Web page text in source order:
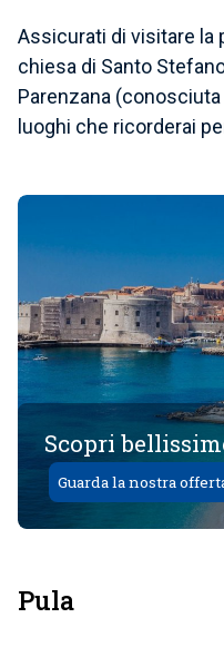
Assicurati di visitare la
chiesa di Santo
Parenzana
luoghi che ricorderai
Scopri
Guarda la nostra
Pula